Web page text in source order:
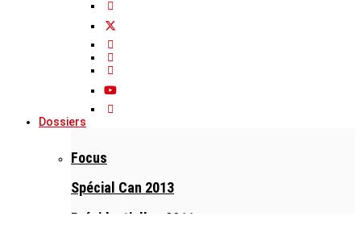
Dossiers
Focus
Spécial Can 2013
Présidentielles 2011